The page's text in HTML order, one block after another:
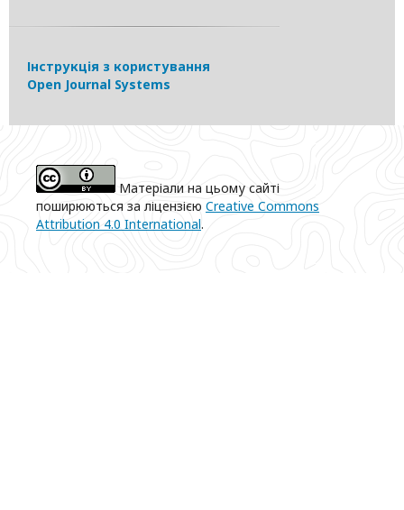
Інструкція з користування
Open Journal Systems
Матеріали на цьому сайті
поширюються за ліцензією Creative Commons
Attribution 4.0 International.